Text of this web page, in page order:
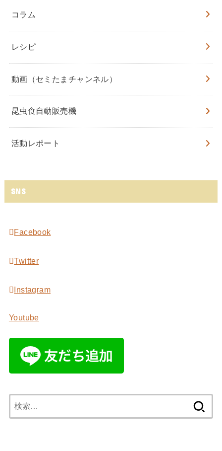
コラム
レシピ
動画（セミたまチャンネル）
昆虫食自動販売機
活動レポート
SNS
Facebook
Twitter
Instagram
Youtube
索: